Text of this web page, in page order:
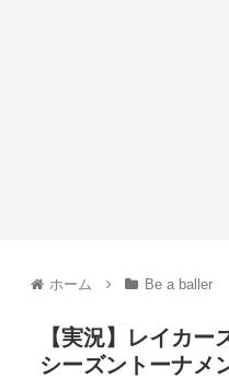
ホーム Be a baller
【実況】レイカ
シーズントーナメ